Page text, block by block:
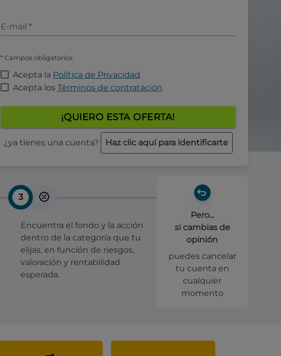
E-mail *
* Campos obligatorios
Acepta la Política de Privacidad
Acepta los Términos de contratación
¡QUIERO ESTA OFERTA!
¿ya tienes una cuenta? Haz clic aquí para identificarte
3
Encuentra el fondo y la acción
dentro de la categoría que tu
elijas, en función de riesgos,
valoración y rentabilidad
esperada.
Pero...
si cambias de
opinión
puedes cancelar
tu cuenta en
cualquier
momento